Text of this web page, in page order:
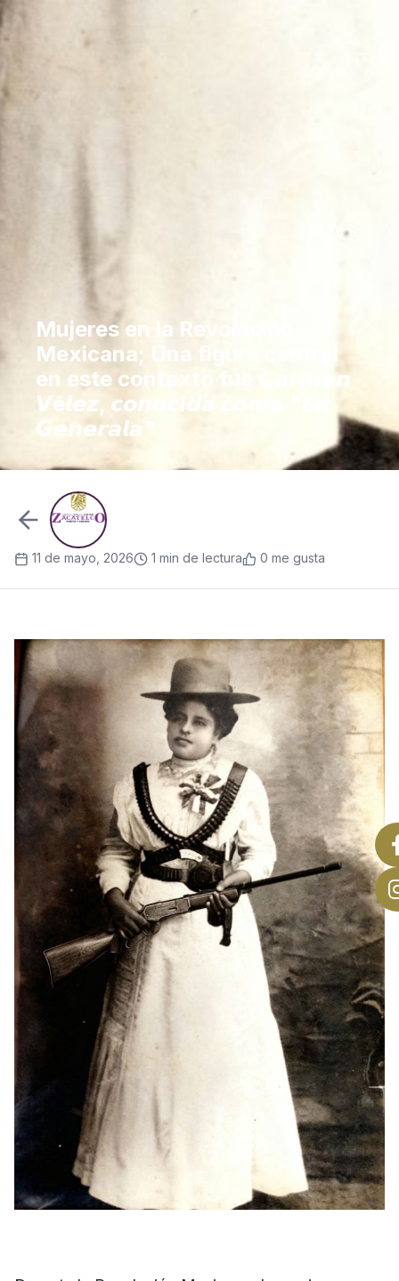
Mujeres en la Revolución
Mexicana; ​Una figura central
en este contexto fue 𝘾𝙖𝙧𝙢𝙚𝙣
𝙑é𝙡𝙚𝙯, 𝙘𝙤𝙣𝙤𝙘𝙞𝙙𝙖 𝙘𝙤𝙢𝙤 "𝙇𝙖
𝙂𝙚𝙣𝙚𝙧𝙖𝙡𝙖"
11 de mayo, 2026 1 min de lectura 0 me gusta